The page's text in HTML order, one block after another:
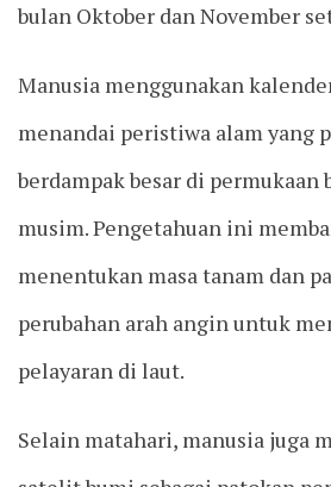
bulan Oktober dan November
Manusia menggunakan
menandai peristiwa alam yang
berdampak besar di permukaan
musim. Pengetahuan ini
menentukan masa tanam dan
perubahan arah angin untuk
pelayaran di laut.
Selain matahari, manusia juga